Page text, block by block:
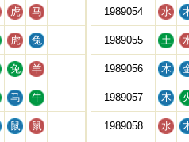
虎 马
虎 兔
兔 羊
马 牛
鼠 鼠
1989054 水
1989055 土
1989056 木
1989057 木
1989058 水